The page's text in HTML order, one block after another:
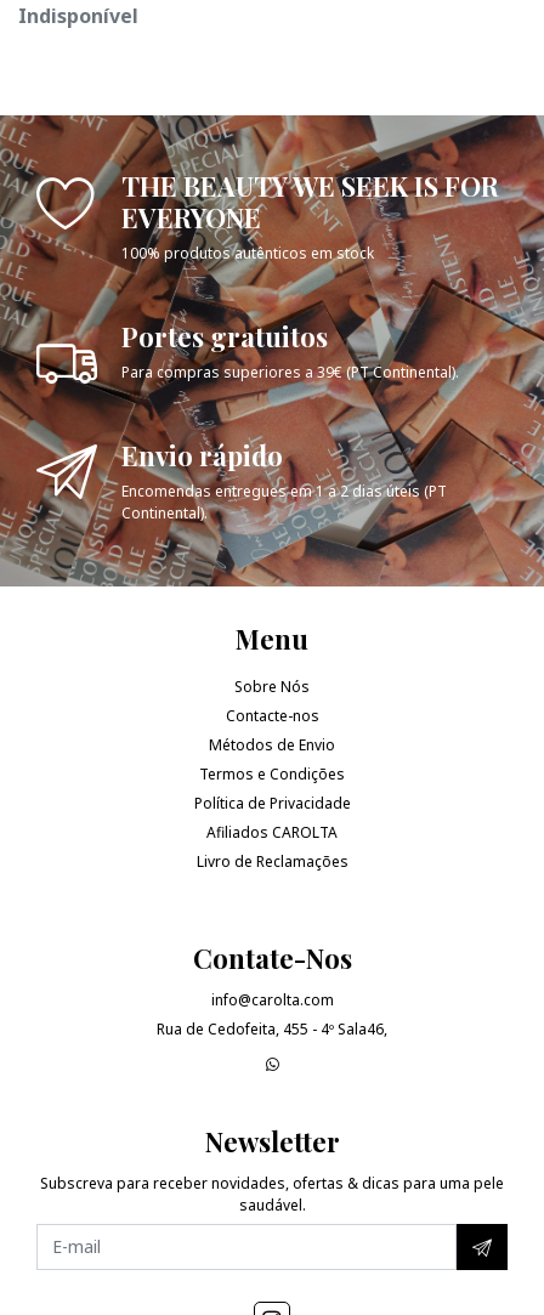
Indisponível
THE BEAUTY WE SEEK IS FOR
EVERYONE
100% produtos autênticos em stock
Portes gratuitos
Para compras superiores a 39€ (PT Continental).
Envio rápido
Encomendas entregues em 1 a 2 dias úteis (PT
Continental).
Menu
Sobre Nós
Contacte-nos
Métodos de Envio
Termos e Condições
Política de Privacidade
Afiliados CAROLTA
Livro de Reclamações
Contate-Nos
info@carolta.com
Rua de Cedofeita, 455 - 4º Sala46,
Newsletter
Subscreva para receber novidades, ofertas & dicas para uma pele
saudável.